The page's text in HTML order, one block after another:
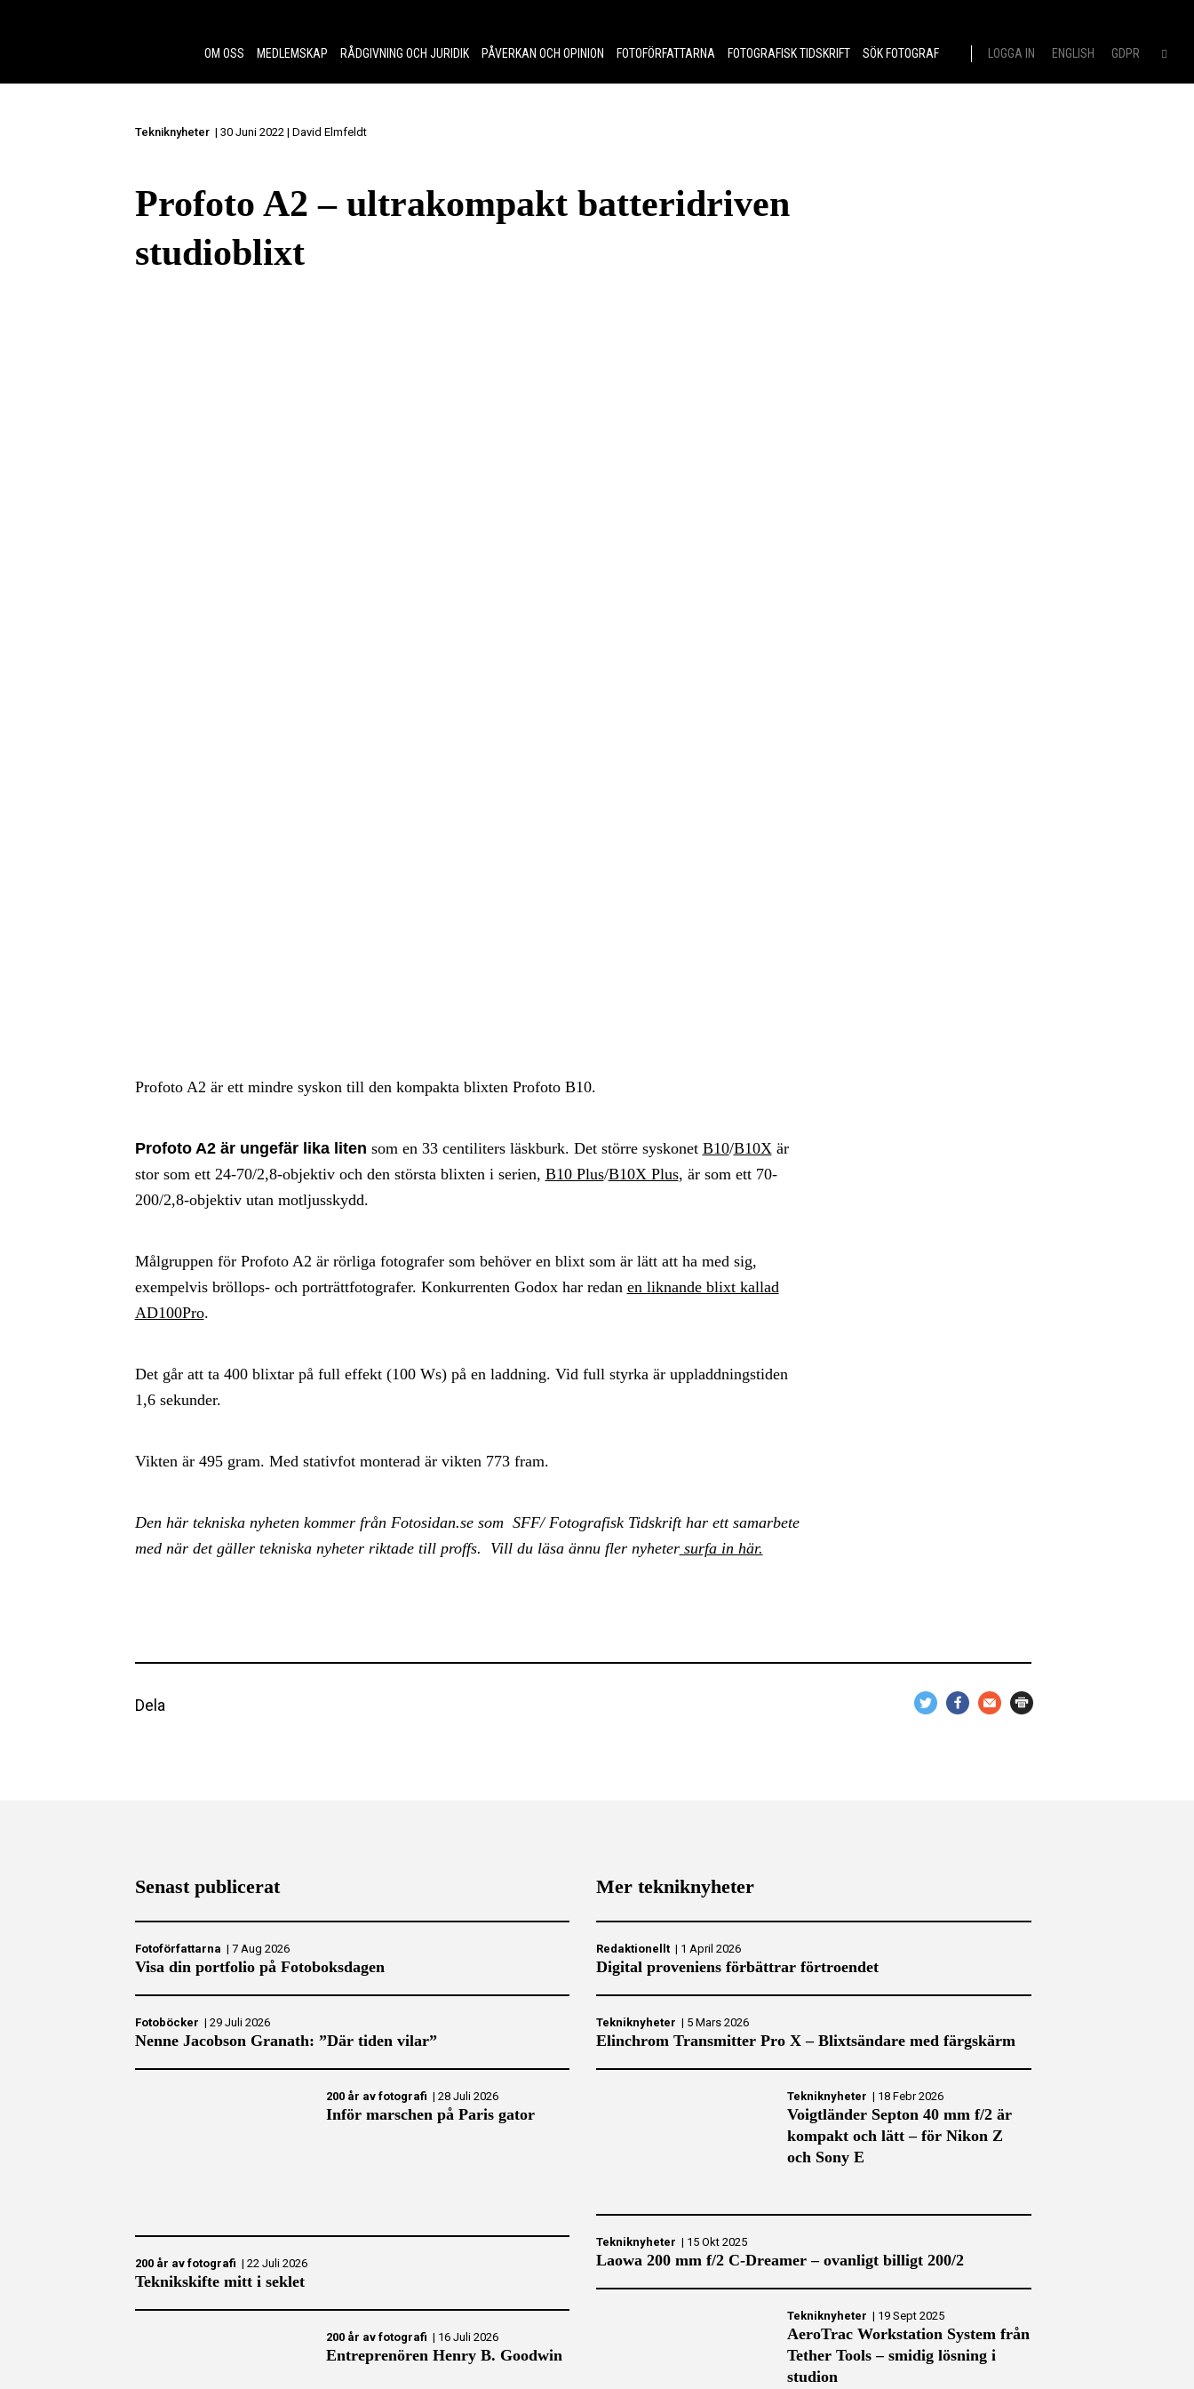
OM OSS
MEDLEMSKAP RÅDGIVNING OCH JURIDIK PÅVERKAN OCH OPINION FOTOFÖRFATTARNA FOTOGRAFISK TIDSKRIFT SÖK FOTOGRAF LOGGA IN ENGLISH GDPR
Tekniknyheter | 30 Juni 2022 | David Elmfeldt
Profoto A2 – ultrakompakt batteridriven
studioblixt
Profoto A2 är ett mindre syskon till den kompakta blixten Profoto B10.
Profoto A2 är ungefär lika liten som en 33 centiliters läskburk. Det större syskonet B10/B10X är
stor som ett 24-70/2,8-objektiv och den största blixten i serien, B10 Plus/B10X Plus, är som ett 70-
200/2,8-objektiv utan motljusskydd.
Målgruppen för Profoto A2 är rörliga fotografer som behöver en blixt som är lätt att ha med sig,
exempelvis bröllops- och porträttfotografer. Konkurrenten Godox har redan en liknande blixt kallad
AD100Pro.
Det går att ta 400 blixtar på full effekt (100 Ws) på en laddning. Vid full styrka är uppladdningstiden
1,6 sekunder.
Vikten är 495 gram. Med stativfot monterad är vikten 773 fram.
Den här tekniska nyheten kommer från Fotosidan.se som SFF/ Fotografisk Tidskrift har ett samarbete
med när det gäller tekniska nyheter riktade till proffs. Vill du läsa ännu fler nyhetersurfa in här.
Dela
Senast publicerat
Fotoförfattarna | 7 Aug 2026
Visa din portfolio på Fotoboksdagen
Fotoböcker | 29 Juli 2026
Nenne Jacobson Granath: ”Där tiden vilar”
200 år av fotografi | 28 Juli 2026
Inför marschen på Paris gator
200 år av fotografi | 22 Juli 2026
Teknikskifte mitt i seklet
200 år av fotografi | 16 Juli 2026
Entreprenören Henry B. Goodwin
Mer tekniknyheter
Redaktionellt | 1 April 2026
Digital proveniens förbättrar förtroendet
Tekniknyheter | 5 Mars 2026
Elinchrom Transmitter Pro X – Blixtsändare med färgskärm
Tekniknyheter | 18 Febr 2026
Voigtländer Septon 40 mm f/2 är
kompakt och lätt – för Nikon Z
och Sony E
Tekniknyheter | 15 Okt 2025
Laowa 200 mm f/2 C-Dreamer – ovanligt billigt 200/2
Tekniknyheter | 19 Sept 2025
AeroTrac Workstation System från
Tether Tools – smidig lösning i
studion